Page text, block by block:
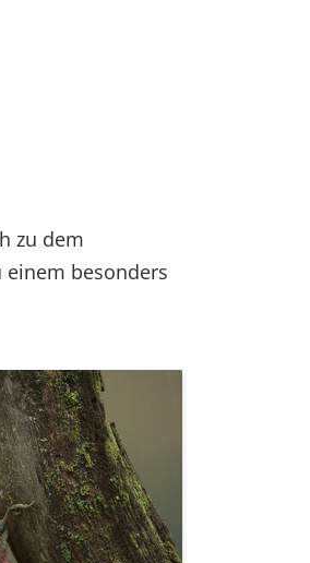
zu dem
einem besonders